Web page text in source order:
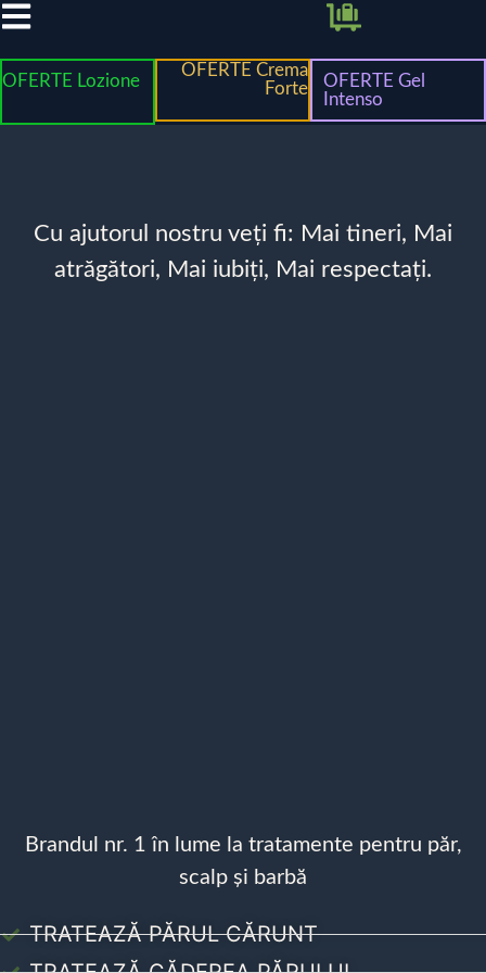
OFERTE Lozione
OFERTE Crema
Forte
OFERTE Gel
Intenso
Cu ajutorul nostru veți fi: Mai tineri, Mai
atrăgători, Mai iubiți, Mai respectați.
Brandul nr. 1 în lume la tratamente pentru păr,
scalp și barbă
TRATEAZĂ PĂRUL CĂRUNT